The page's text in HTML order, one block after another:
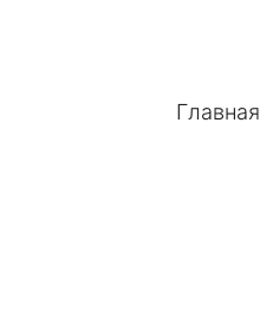
Главная